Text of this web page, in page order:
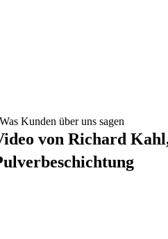
Was Kunden über uns sagen
von Richard